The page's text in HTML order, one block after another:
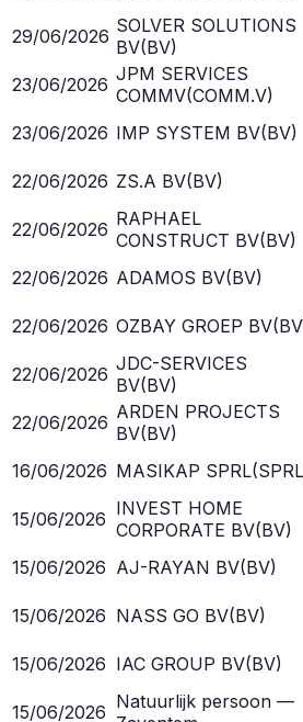
29/06/2026 SOLVER SOLUTIONS
BV(BV)
23/06/2026 JPM SERVICES
COMMV(COMM.V)
23/06/2026 IMP SYSTEM BV(BV)
22/06/2026 ZS.A BV(BV)
22/06/2026 RAPHAEL
CONSTRUCT BV(BV)
22/06/2026 ADAMOS BV(BV)
22/06/2026 OZBAY GROEP BV(BV
22/06/2026 JDC-SERVICES
BV(BV)
22/06/2026 ARDEN PROJECTS
BV(BV)
16/06/2026 MASIKAP SPRL(SPRL
15/06/2026 INVEST HOME
CORPORATE BV(BV)
15/06/2026 AJ-RAYAN BV(BV)
15/06/2026 NASS GO BV(BV)
15/06/2026 IAC GROUP BV(BV)
15/06/2026 Natuurlijk persoon —